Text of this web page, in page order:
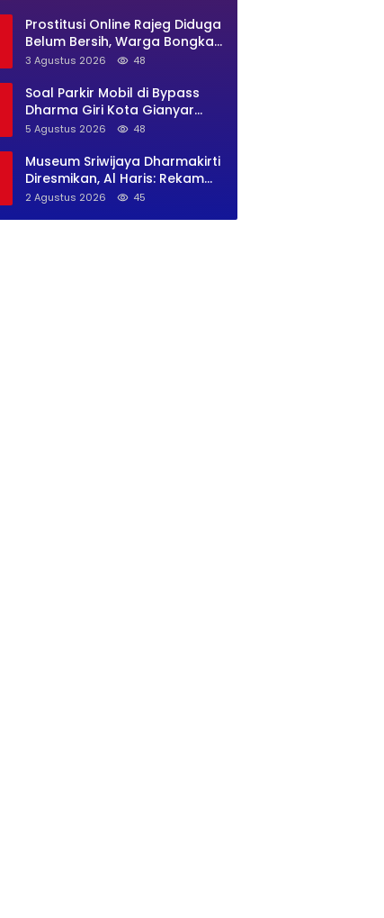
Prostitusi Online Rajeg Diduga
Belum Bersih, Warga Bongkar
Lokasi Baru Open BO Usai
3 Agustus 2026 48
Soal Parkir Mobil di Bypass
Dharma Giri Kota Gianyar
Jadi Sorotan, Pengawasan
5 Agustus 2026 48
Museum Sriwijaya Dharmakirti
Diresmikan, Al Haris: Rekam
Jejak Peradaban Jambi
2 Agustus 2026 45